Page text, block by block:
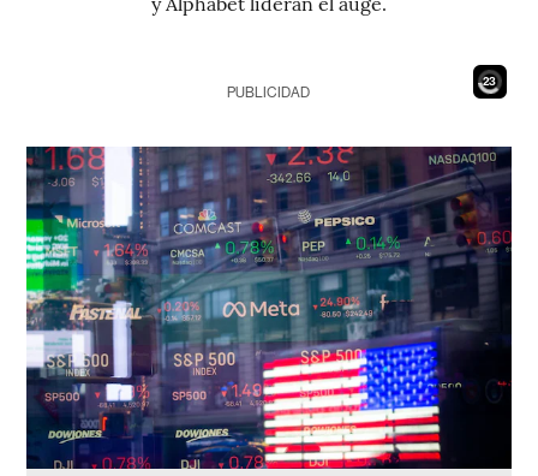
21
PUBLICIDAD